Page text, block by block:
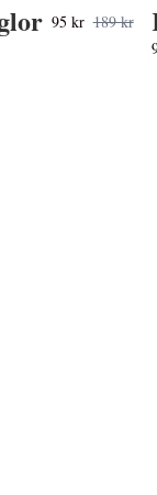
95 kr 189 kr